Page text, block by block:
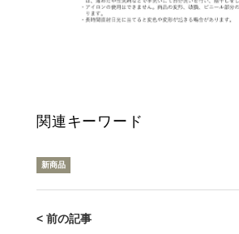
関連キーワード
新商品
< 前の記事